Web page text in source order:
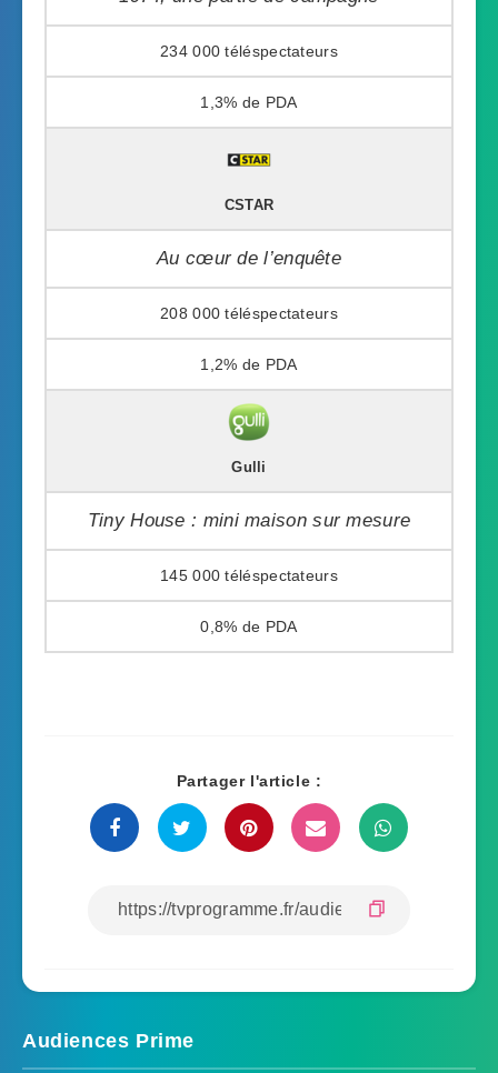
234 000
1,3%
CSTAR
Au cœur de l’enquête
208 000
1,2%
Gulli
Tiny House : mini maison sur mesure
145 000
0,8%
Partager l'article :
Audiences Prime